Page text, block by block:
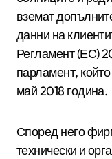
вземат
данни на
Регламент (ЕС)
парламент,
май 2018 година.
Според него
технически и